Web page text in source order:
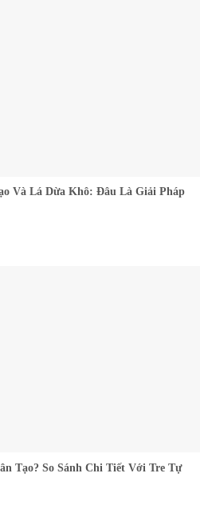
Và Lá Dừa Khô: Đâu Là Giải Pháp
Tạo? So Sánh Chi Tiết Với Tre Tự